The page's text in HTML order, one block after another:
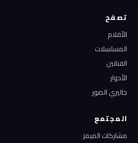
تصفح
الأفلام
المسلسلات
الفنانين
الأدوار
جاليري الصور
المجتمع
مشاركات الميمز